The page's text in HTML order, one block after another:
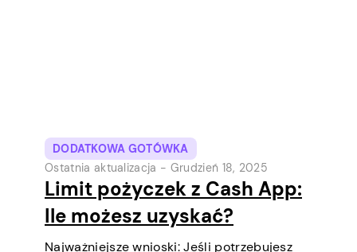
DODATKOWA GOTÓWKA
Ostatnia aktualizacja - Grudzień 18, 2025
Limit pożyczek z Cash App:
Ile możesz uzyskać?
Najważniejsze wnioski: Jeśli potrzebujesz